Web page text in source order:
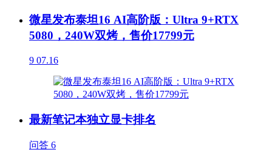
微星发布泰坦16 AI高阶版：Ultra 9+RTX
5080，240W双烤，售价17799元
9 07.16
最新笔记本独立显卡排名
问答 6